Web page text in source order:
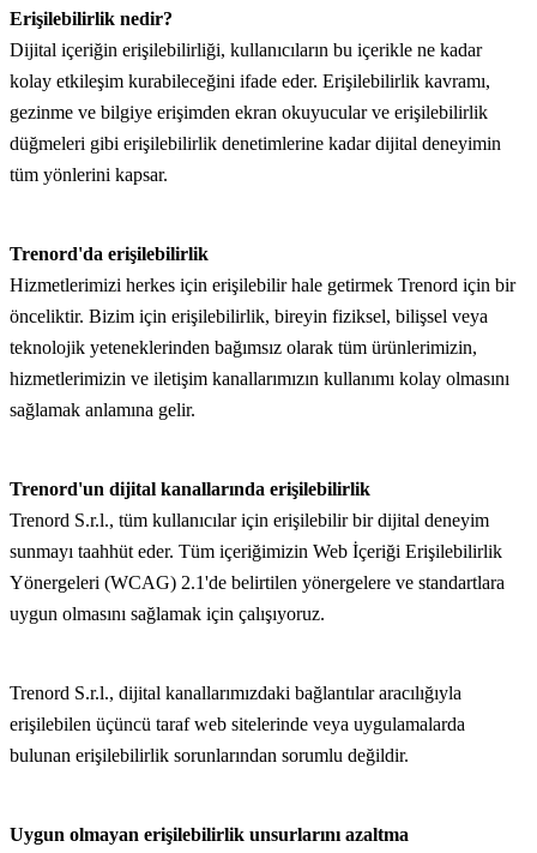
Erişilebilirlik nedir?
Dijital içeriğin erişilebilirliği, kullanıcıların bu içerikle ne kadar
kolay etkileşim kurabileceğini ifade eder. Erişilebilirlik kavramı,
gezinme ve bilgiye erişimden ekran okuyucular ve erişilebilirlik
düğmeleri gibi erişilebilirlik denetimlerine kadar dijital deneyimin
tüm yönlerini kapsar.
Trenord'da erişilebilirlik
Hizmetlerimizi herkes için erişilebilir hale getirmek Trenord için bir
önceliktir. Bizim için erişilebilirlik, bireyin fiziksel, bilişsel veya
teknolojik yeteneklerinden bağımsız olarak tüm ürünlerimizin,
hizmetlerimizin ve iletişim kanallarımızın kullanımı kolay olmasını
sağlamak anlamına gelir.
Trenord'un dijital kanallarında erişilebilirlik
Trenord S.r.l., tüm kullanıcılar için erişilebilir bir dijital deneyim
sunmayı taahhüt eder. Tüm içeriğimizin Web İçeriği Erişilebilirlik
Yönergeleri (WCAG) 2.1'de belirtilen yönergelere ve standartlara
uygun olmasını sağlamak için çalışıyoruz.
Trenord S.r.l., dijital kanallarımızdaki bağlantılar aracılığıyla
erişilebilen üçüncü taraf web sitelerinde veya uygulamalarda
bulunan erişilebilirlik sorunlarından sorumlu değildir.
Uygun olmayan erişilebilirlik unsurlarını azaltma